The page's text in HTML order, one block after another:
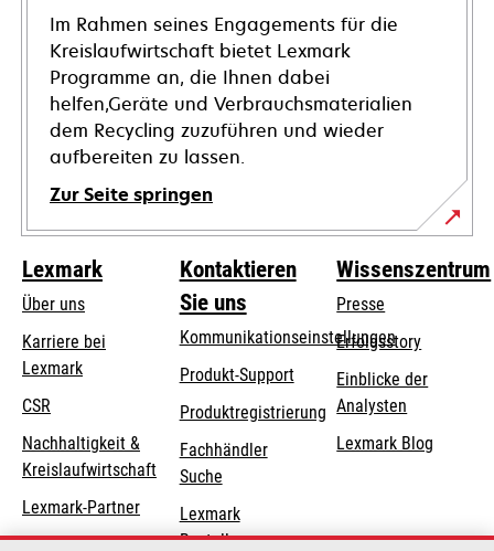
Im Rahmen seines Engagements für die
Kreislaufwirtschaft bietet Lexmark
Programme an, die Ihnen dabei
helfen,Geräte und Verbrauchsmaterialien
dem Recycling zuzuführen und wieder
aufbereiten zu lassen.
Zur Seite springen
Lexmark
Über uns
Karriere bei
Lexmark
CSR
Nachhaltigkeit &
Kreislaufwirtschaft
Lexmark-Partner
Kontaktieren
Sie uns
Kommunikationseinstellungen
wird
in
einer
neuen
Registerkarte
geöffnet
Produkt-Supportwird
einer
neuen
Produktregistrierung
Fachhändler
Suche
Lexmark
Bestellungen
Wissenszentrum
Presse
Erfolgsstory
Einblicke der
Analysten
Lexmark Blog